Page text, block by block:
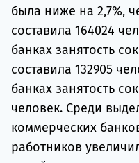
была ниже на 2,7%,
составила 164024
банках занятость
составила 132905
банках занятость
человек. Среди
коммерческих
работников